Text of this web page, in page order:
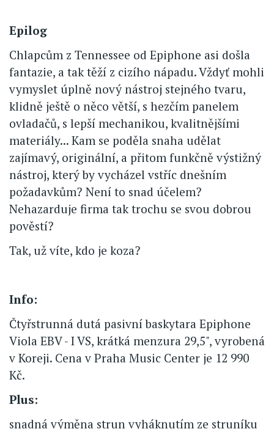
Epilog
Chlapcům z Tennessee od Epiphone asi došla
fantazie, a tak těží z cizího nápadu. Vždyť mohli
vymyslet úplně nový nástroj stejného tvaru,
klidně ještě o něco větší, s hezčím panelem
ovladačů, s lepší mechanikou, kvalitnějšími
materiály... Kam se poděla snaha udělat
zajímavý, originální, a přitom funkčně výstižný
nástroj, který by vycházel vstříc dnešním
požadavkům? Není to snad účelem?
Nehazarduje firma tak trochu se svou dobrou
pověstí?
Tak, už víte, kdo je koza?
Info:
Čtyřstrunná dutá pasivní baskytara Epiphone
Viola EBV - I VS, krátká menzura 29,5", vyrobená
v Koreji. Cena v Praha Music Center je 12 990
Kč.
Plus:
snadná výměna strun vyháknutím ze struníku